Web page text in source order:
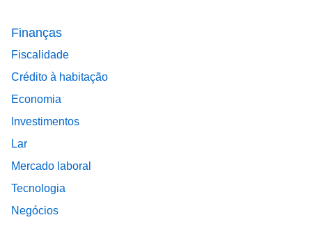
Finanças
Fiscalidade
Crédito à habitação
Economia
Investimentos
Lar
Mercado laboral
Tecnologia
Negócios